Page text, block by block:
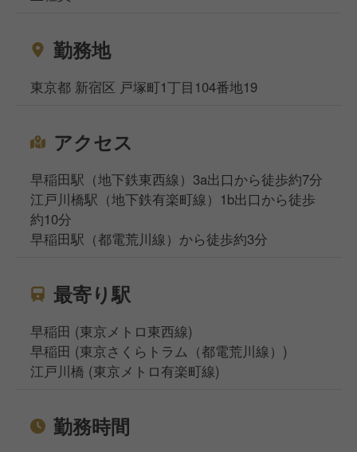
勤務地
東京都 新宿区 戸塚町1丁目104番地19
アクセス
早稲田駅（地下鉄東西線）3a出口から徒歩約7分
江戸川橋駅（地下鉄有楽町線）1b出口から徒歩
約10分
早稲田駅（都電荒川線）から徒歩約3分
最寄り駅
早稲田 (東京メトロ東西線)
早稲田 (東京さくらトラム（都電荒川線）)
江戸川橋 (東京メトロ有楽町線)
勤務時間